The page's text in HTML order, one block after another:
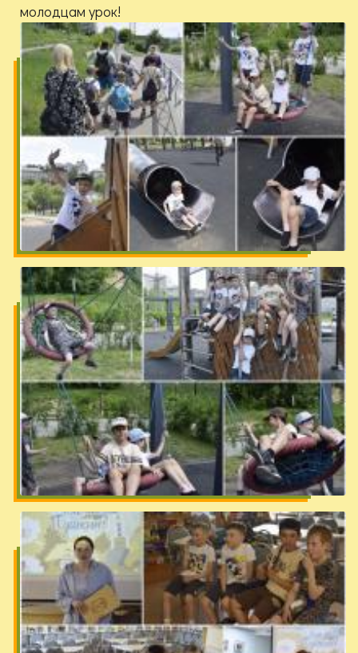
молодцам урок!